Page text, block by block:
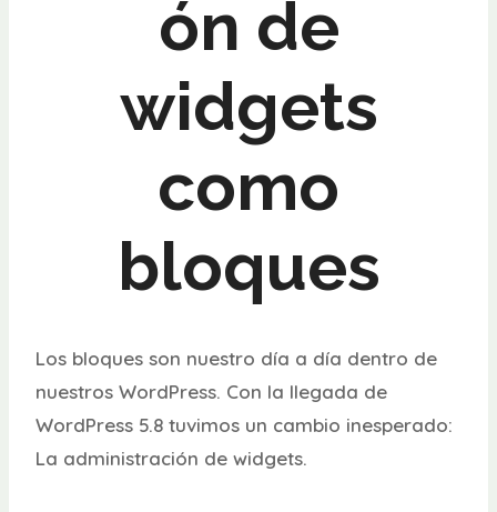
ón de
widgets
como
bloques
Los bloques son nuestro día a día dentro de
nuestros WordPress. Con la llegada de
WordPress 5.8 tuvimos un cambio inesperado:
La administración de widgets.